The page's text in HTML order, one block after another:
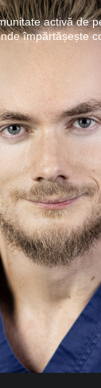
activă de
împărtășește